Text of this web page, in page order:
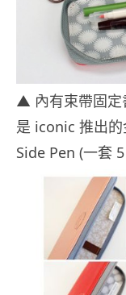
▲ 內有束帶固定
是 iconic 推出的
Side Pen (一套